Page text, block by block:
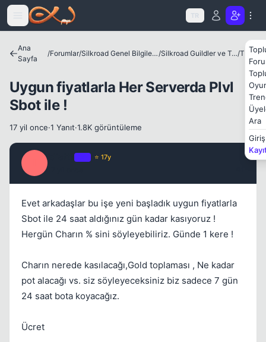
Icerige atla
TR
Ara
Giriş
Ana
Sayfa
/Forumlar/ Silkroad Genel Bilgiler ve Update Bilgileri/ Silkroad Guildler ve Tanıtımları/ Theia
Uygun fiyatlarla Her Serverda Plvl
Sbot ile !
17 yil once·1 Yanıt·1.8K görüntüleme
⭐ 17y
Evet arkadaşlar bu işe yeni başladık uygun fiyatlarla
Sbot ile 24 saat aldığınız gün kadar kasıyoruz !
Hergün Charın % sini söyleyebiliriz. Günde 1 kere !
Charın nerede kasılacağı,Gold toplaması , Ne kadar
pot alacağı vs. siz söyleyeceksiniz biz sadece 7 gün
24 saat bota koyacağız.
Ücret
Kapat